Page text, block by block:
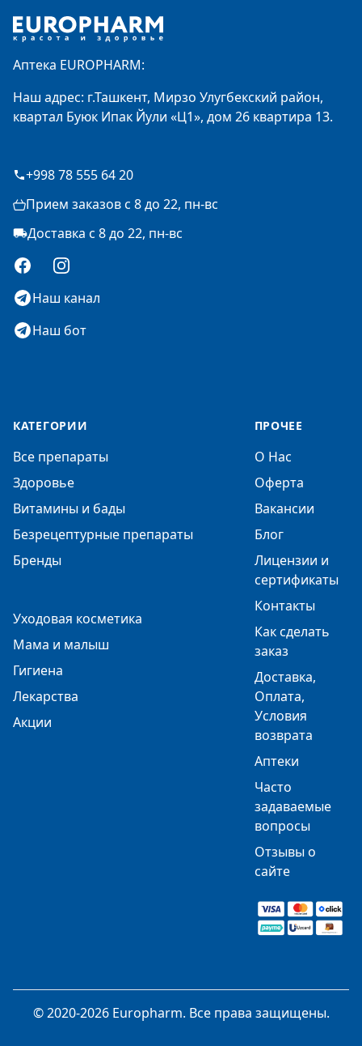
Аптека EUROPHARM:
Наш адрес: г.Ташкент, Мирзо Улугбекский район,
квартал Буюк Ипак Йули «Ц1», дом 26 квартира 13.
+998 78 555 64 20
Прием заказов с 8 до 22, пн-вс
Доставка с 8 до 22, пн-вс
FacebookInstagram
Наш канал
Наш бот
КАТЕГОРИИ
Все препараты
Здоровье
Витамины и бады
Безрецептурные препараты
Бренды
Уходовая косметика
Мама и малыш
Гигиена
Лекарства
Акции
ПРОЧЕЕ
О Нас
Оферта
Вакансии
Блог
Лицензии и
сертификаты
Контакты
Как сделать
заказ
Доставка,
Оплата,
Условия
возврата
Аптеки
Часто
задаваемые
вопросы
Отзывы о
сайте
© 2020-2026 Europharm. Все права защищены.